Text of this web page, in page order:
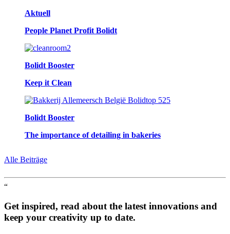
Aktuell
People Planet Profit Bolidt
Bolidt Booster
Keep it Clean
Bolidt Booster
The importance of detailing in bakeries
Alle Beiträge
“
Get inspired, read about the latest innovations and
keep your creativity up to date.